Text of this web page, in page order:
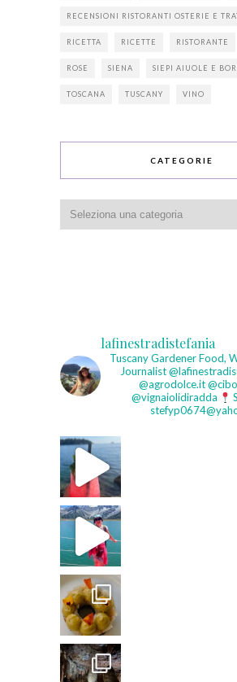
RECENSIONI RISTORANTI OSTERIE E
RICETTA RICETTE RISTORANTE
ROSE SIENA SIEPI AIUOLE E
TOSCANA TUSCANY VINO
CATEGORIE
lafinestradistefania
Tuscany GardenerFood,
Journalist
@agrodolce.it
@vignaiolidiradda